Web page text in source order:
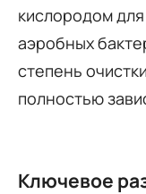
кислородом
аэробных
степень
полностью
Ключевое